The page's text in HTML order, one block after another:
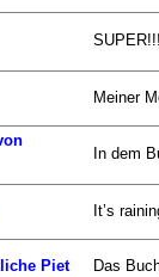
SUPER!!!
Meiner
In dem
It’s
Piet Das